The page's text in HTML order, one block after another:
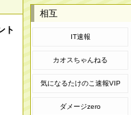
ト
相互
IT速報
カオスちゃんねる
気になるたけのこ速報VIP
ダメージzero